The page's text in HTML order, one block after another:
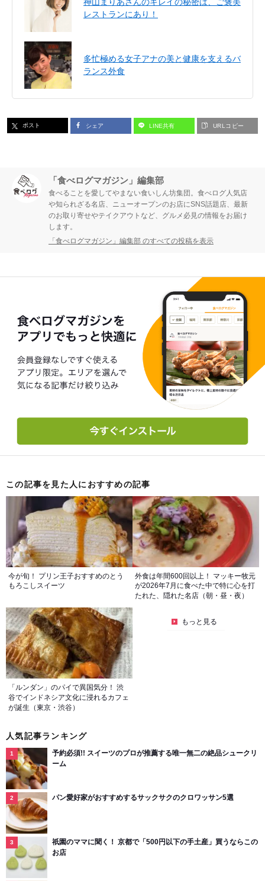
神山まりあさんのキレイの秘密は、ご褒美
レストランにあり！
多忙極める女子アナの美と健康を支えるバ
ランス外食
ポスト シェア LINE共有 URLコピー
「食べログマガジン」編集部
食べることを愛してやまない食いしん坊集団。食べログ人気店
や知られざる名店、ニューオープンのお店にSNS話題店、最新
のお取り寄せやテイクアウトなど、グルメ必見の情報をお届け
します。
「食べログマガジン」編集部 のすべての投稿を表示
この記事を見た人におすすめの記事
今が旬！ プリン王子おすすめのとう
もろこしスイーツ
外食は年間600回以上！ マッキー牧元
が2026年7月に食べた中で特に心を打
たれた、隠れた名店（朝・昼・夜）
「ルンダン」のパイで異国気分！ 渋
谷でインドネシア文化に浸れるカフェ
が誕生（東京・渋谷）
もっと見る
人気記事ランキング
予約必須!! スイーツのプロが推薦する唯一無二の絶品シュークリ
ーム
パン愛好家がおすすめするサックサクのクロワッサン5選
祇園のママに聞く！ 京都で「500円以下の手土産」買うならこの
お店